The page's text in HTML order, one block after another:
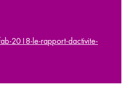
2018-le-rapport-dactivite-